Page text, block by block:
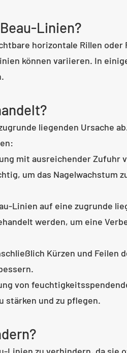
Linien?
horizontale Rillen oder
können variieren. In
liegenden Ursache
mit ausreichender Zufuhr
um das Nagelwachstum
Linien auf eine zugrunde
werden, um eine
Kürzen und Feilen
von
stärken und zu pflegen.